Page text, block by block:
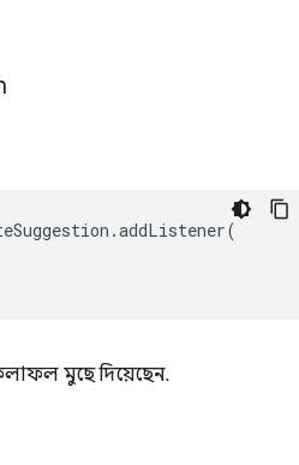
.addListener(
ফলাফল মুছে দিয়েছেন.